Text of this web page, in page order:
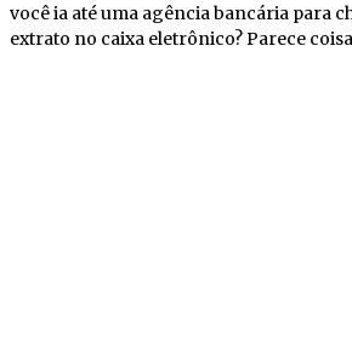
você ia até uma agência bancária para
extrato no caixa eletrônico? Parece